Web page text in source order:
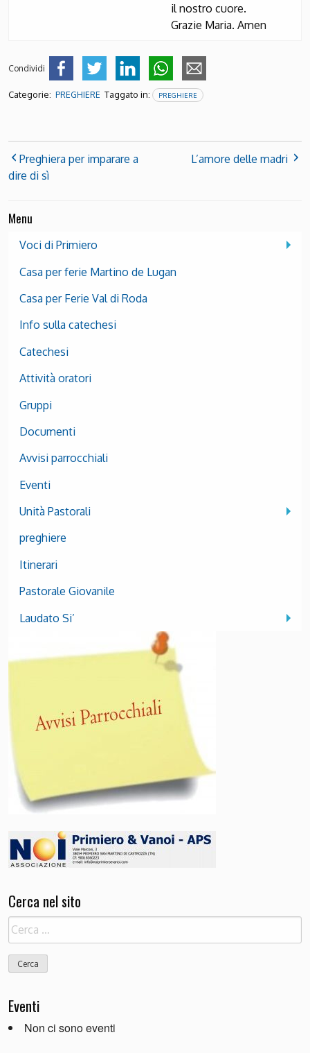
il nostro cuore.
Grazie Maria. Amen
Condividi
Categorie: PREGHIERE Taggato in: PREGHIERE
Preghiera per imparare a
dire di sì
L’amore delle madri
Menu
Voci di Primiero
Casa per ferie Martino de Lugan
Casa per Ferie Val di Roda
Info sulla catechesi
Catechesi
Attività oratori
Gruppi
Documenti
Avvisi parrocchiali
Eventi
Unità Pastorali
preghiere
Itinerari
Pastorale Giovanile
Laudato Si’
Cerca nel sito
Ricerca
per:
Eventi
Non ci sono eventi